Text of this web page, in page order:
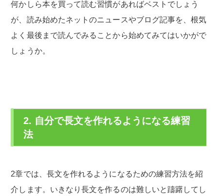
何かしら本を買って読む習慣があればベストでしょう
が、読み始めたネットのニュースやブログ記事を、根気
よく最後まで読んでみることから始めてみてはいかがで
しょうか。
2. 自分で長文を作れるようになる練習
法
2章では、長文を作れるようになるための練習方法を紹
介します。いきなり長文を作るのは難しいと躊躇してし